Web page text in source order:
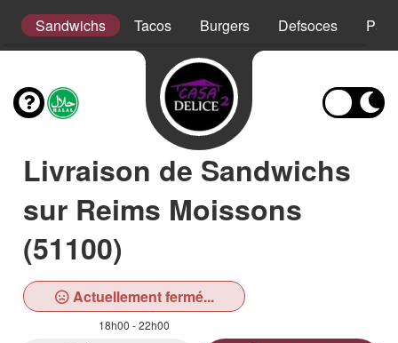
Sandwichs Tacos Burgers Defsoces
Livraison de Sandwichs
sur Reims Moissons
(51100)
Actuellement fermé...
18h00 - 22h00